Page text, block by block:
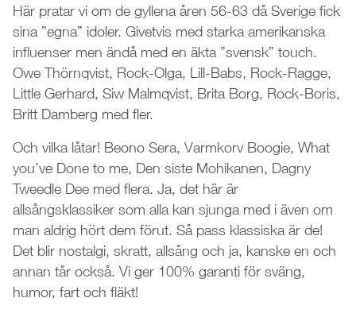
Här pratar vi om de gyllena åren 56-63 då Sverige fick
sina ”egna” idoler. Givetvis med starka amerikanska
influenser men ändå med en äkta ”svensk” touch.
Owe Thörnqvist, Rock-Olga, Lill-Babs, Rock-Ragge,
Little Gerhard, Siw Malmqvist, Brita Borg, Rock-Boris,
Britt Damberg med fler.
Och vilka låtar! Beono Sera, Varmkorv Boogie, What
you’ve Done to me, Den siste Mohikanen, Dagny
Tweedle Dee med flera. Ja, det här är
allsångsklassiker som alla kan sjunga med i även om
man aldrig hört dem förut. Så pass klassiska är de!
Det blir nostalgi, skratt, allsång och ja, kanske en och
annan tår också. Vi ger 100% garanti för sväng,
humor, fart och fläkt!